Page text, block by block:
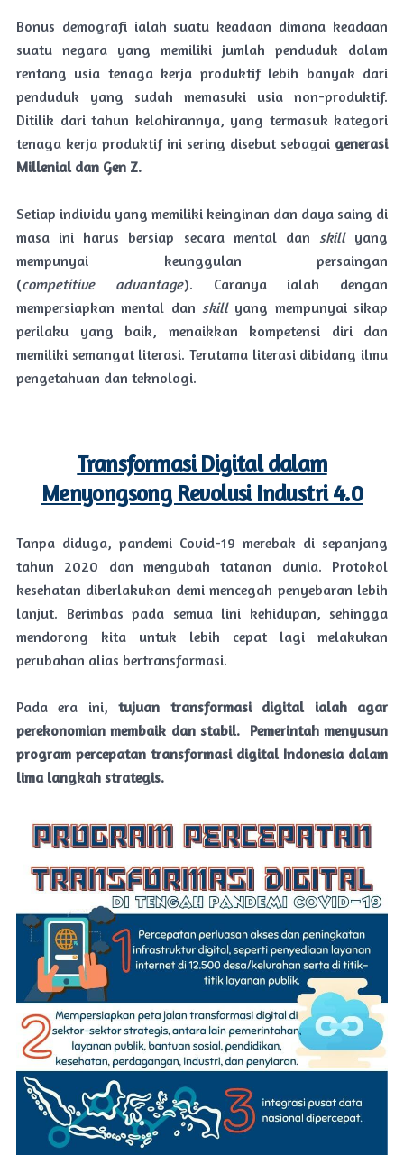
Bonus demografi ialah suatu keadaan dimana keadaan
suatu negara yang memiliki jumlah penduduk dalam
rentang usia tenaga kerja produktif lebih banyak dari
penduduk yang sudah memasuki usia non-produktif.
Ditilik dari tahun kelahirannya, yang termasuk kategori
tenaga kerja produktif ini sering disebut sebagai generasi
Millenial dan Gen Z.
Setiap individu yang memiliki keinginan dan daya saing di
masa ini harus bersiap secara mental dan skill yang
mempunyai keunggulan persaingan
(competitive advantage). Caranya ialah dengan
mempersiapkan mental dan skill yang mempunyai sikap
perilaku yang baik, menaikkan kompetensi diri dan
memiliki semangat literasi. Terutama literasi dibidang ilmu
pengetahuan dan teknologi.
Transformasi Digital dalam
Menyongsong Revolusi Industri 4.0
Tanpa diduga, pandemi Covid-19 merebak di sepanjang
tahun 2020 dan mengubah tatanan dunia. Protokol
kesehatan diberlakukan demi mencegah penyebaran lebih
lanjut. Berimbas pada semua lini kehidupan, sehingga
mendorong kita untuk lebih cepat lagi melakukan
perubahan alias bertransformasi.
Pada era ini,tujuan transformasi digital ialah agar
perekonomian membaik dan stabil. Pemerintah menyusun
program percepatan transformasi digital Indonesia dalam
lima langkah strategis.